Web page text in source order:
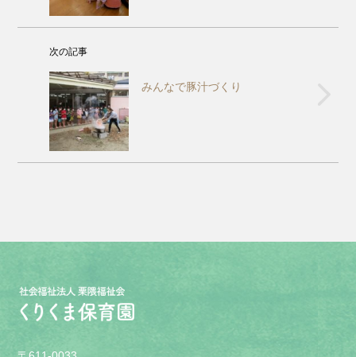
次の記事
みんなで豚汁づくり